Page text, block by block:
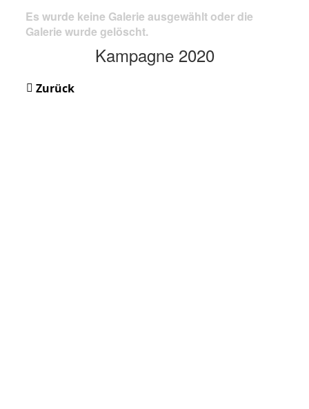
Es wurde keine Galerie ausgewählt oder die
Galerie wurde gelöscht.
Kampagne 2020
Zurück